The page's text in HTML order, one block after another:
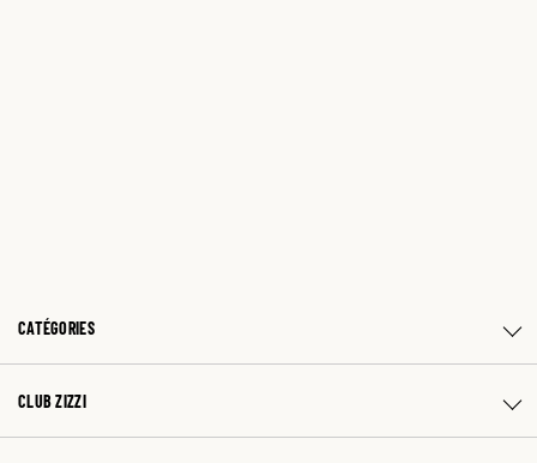
CATÉGORIES
CLUB ZIZZI